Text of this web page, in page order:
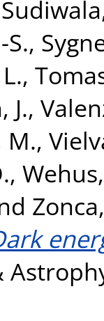
,
,
J.,
M.,
,